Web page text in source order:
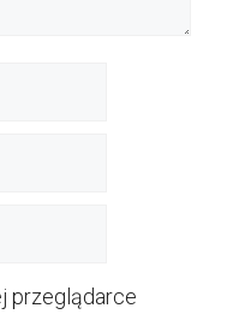
przeglądarce